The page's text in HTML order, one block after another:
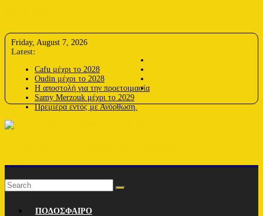
Friday, August 7, 2026
Latest:
Cafu μέχρι το 2028
Oudin μέχρι το 2028
Η αποστολή για την προετοιμασία
Samy Merzouk μέχρι το 2029
Πρεμιέρα εντός με Ανόρθωση.
ΠΟΔΟΣΦΑΙΡΟ